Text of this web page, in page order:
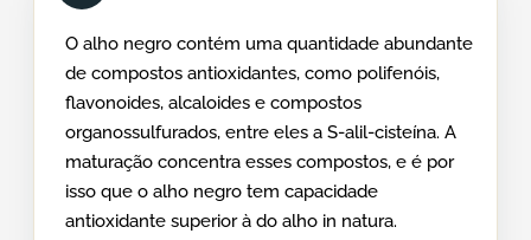
O alho negro contém uma quantidade abundante
de compostos antioxidantes, como polifenóis,
flavonoides, alcaloides e compostos
organossulfurados, entre eles a S-alil-cisteína. A
maturação concentra esses compostos, e é por
isso que o alho negro tem capacidade
antioxidante superior à do alho in natura.